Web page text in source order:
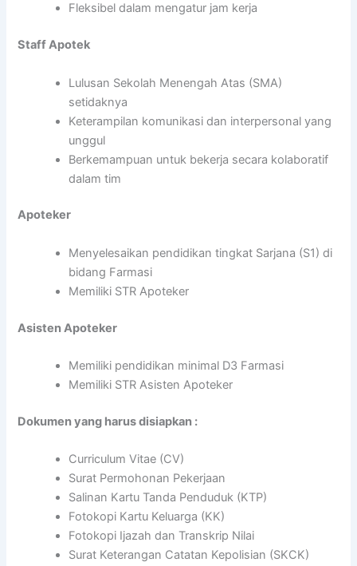
Fleksibel dalam mengatur jam kerja
Staff Apotek
Lulusan Sekolah Menengah Atas (SMA)
setidaknya
Keterampilan komunikasi dan interpersonal yang
unggul
Berkemampuan untuk bekerja secara kolaboratif
dalam tim
Apoteker
Menyelesaikan pendidikan tingkat Sarjana (S1) di
bidang Farmasi
Memiliki STR Apoteker
Asisten Apoteker
Memiliki pendidikan minimal D3 Farmasi
Memiliki STR Asisten Apoteker
Dokumen yang harus disiapkan :
Curriculum Vitae (CV)
Surat Permohonan Pekerjaan
Salinan Kartu Tanda Penduduk (KTP)
Fotokopi Kartu Keluarga (KK)
Fotokopi Ijazah dan Transkrip Nilai
Surat Keterangan Catatan Kepolisian (SKCK)